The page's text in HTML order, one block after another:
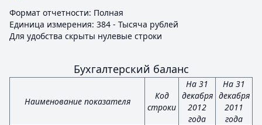
Формат отчетности: Полная
Единица измерения: 384 - Тысяча рублей
Для удобства скрыты нулевые строки
Бухгалтерский баланс
Наименование показателя
Код
строки
На 31
декабря
2012
года
На 31
декабря
2011
года